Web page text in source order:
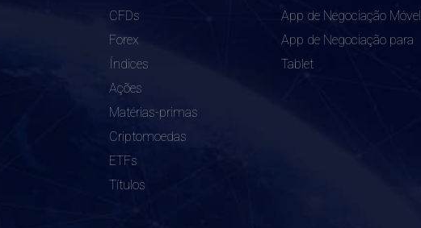
CFDs
Forex
Índices
Ações
Matérias-primas
Criptomoedas
ETFs
Títulos
App de Negociação Móvel
App de Negociação para
Tablet